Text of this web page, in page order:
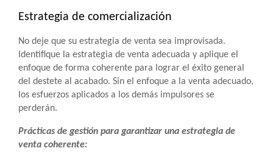
Estrategia de comercialización
No deje que su estrategia de venta sea improvisada.
Identifique la estrategia de venta adecuada y aplique el
enfoque de forma coherente para lograr el éxito general
del destete al acabado. Sin el enfoque a la venta adecuado,
los esfuerzos aplicados a los demás impulsores se
perderán.
Prácticas de gestión para garantizar una estrategia de
venta coherente: